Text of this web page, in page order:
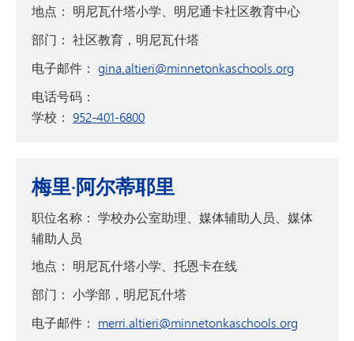
地点： 明尼瓦什塔小学、明尼通卡社区教育中心
部门： 社区教育，明尼瓦什塔
电子邮件： gina.altieri@minnetonkaschools.org
电话号码：
学校： 952-401-6800
梅里·阿尔蒂耶里
职位名称： 学校办公室助理、媒体辅助人员、媒体
辅助人员
地点： 明尼瓦什塔小学、托恩卡在线
部门： 小学部，明尼瓦什塔
电子邮件： merri.altieri@minnetonkaschools.org